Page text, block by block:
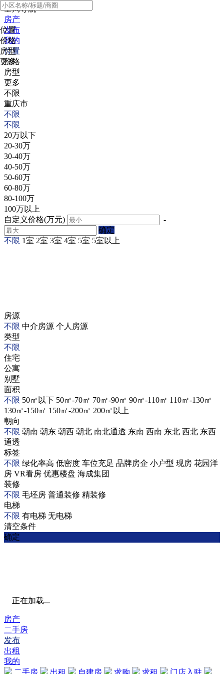
全局导航
房产
发布
我的
位置
价格
房型
更多
位置
价格
房型
更多
不限
重庆市
不限
不限
20万以下
20-30万
30-40万
40-50万
50-60万
60-80万
80-100万
100万以上
自定义价格(万元)
-
确定
不限 1室 2室 3室 4室 5室 5室以上
房源
不限 中介房源 个人房源
类型
不限
住宅
公寓
别墅
面积
不限 50㎡以下 50㎡-70㎡ 70㎡-90㎡ 90㎡-110㎡ 110㎡-130㎡
130㎡-150㎡ 150㎡-200㎡ 200㎡以上
朝向
不限 朝南 朝东 朝西 朝北 南北通透 东南 西南 东北 西北 东西
通透
标签
不限 绿化率高 低密度 车位充足 品牌房企 小户型 现房 花园洋
房 VR看房 优惠楼盘 海成集团
装修
不限 毛坯房 普通装修 精装修
电梯
不限 有电梯 无电梯
清空条件
确定
正在加载...
房产
二手房
发布
出租
我的
二手房
出租 自建房 求购 求租 门店入驻